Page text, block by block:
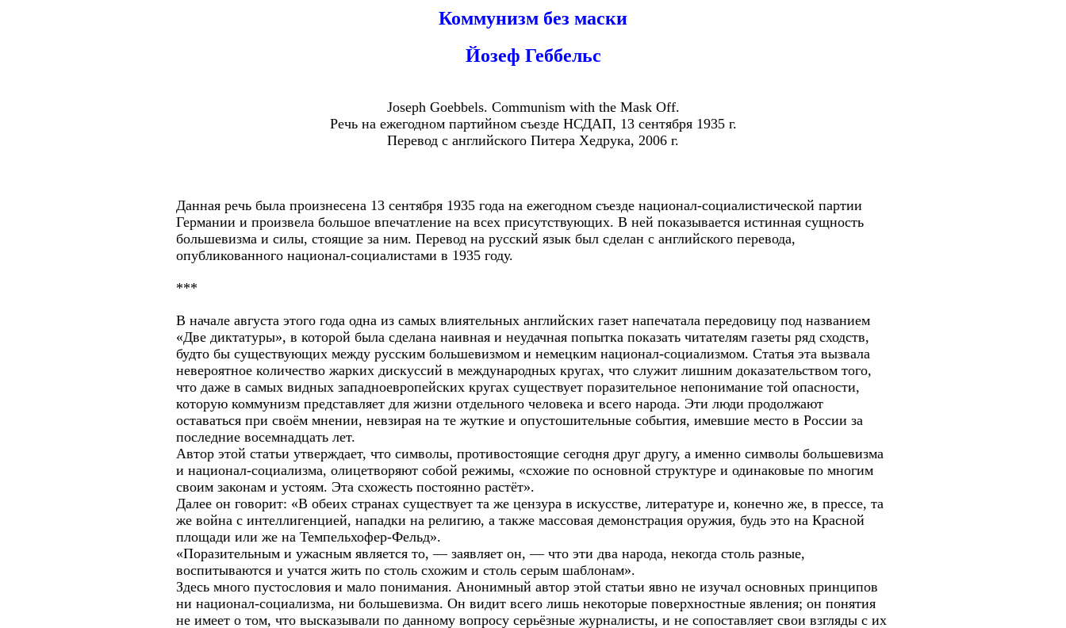
Коммунизм без маски
Йозеф Геббельс
Joseph Goebbels. Communism with the Mask Off.
Речь на ежегодном партийном съезде НСДАП, 13 сентября 1935 г.
Перевод с английского Питера Хедрука, 2006 г.
Данная речь была произнесена 13 сентября 1935 года на ежегодном съезде национал-социалистической партии
Германии и произвела большое впечатление на всех присутствующих. В ней показывается истинная сущность
большевизма и силы, стоящие за ним. Перевод на русский язык был сделан с английского перевода,
опубликованного национал-социалистами в 1935 году.
***
В начале августа этого года одна из самых влиятельных английских газет напечатала передовицу под названием
«Две диктатуры», в которой была сделана наивная и неудачная попытка показать читателям газеты ряд сходств,
будто бы существующих между русским большевизмом и немецким национал-социализмом. Статья эта вызвала
невероятное количество жарких дискуссий в международных кругах, что служит лишним доказательством того,
что даже в самых видных западноевропейских кругах существует поразительное непонимание той опасности,
которую коммунизм представляет для жизни отдельного человека и всего народа. Эти люди продолжают
оставаться при своём мнении, невзирая на те жуткие и опустошительные события, имевшие место в России за
последние восемнадцать лет.
Автор этой статьи утверждает, что символы, противостоящие сегодня друг другу, а именно символы большевизма
и национал-социализма, олицетворяют собой режимы, «схожие по основной структуре и одинаковые по многим
своим законам и устоям. Эта схожесть постоянно растёт».
Далее он говорит: «В обеих странах существует та же цензура в искусстве, литературе и, конечно же, в прессе, та
же война с интеллигенцией, нападки на религию, а также массовая демонстрация оружия, будь это на Красной
площади или же на Темпельхофер-Фельд».
«Поразительным и ужасным является то, — заявляет он, — что эти два народа, некогда столь разные,
воспитываются и учатся жить по столь схожим и столь серым шаблонам».
Здесь много пустословия и мало понимания. Анонимный автор этой статьи явно не изучал основных принципов
ни национал-социализма, ни большевизма. Он видит всего лишь некоторые поверхностные явления; он понятия
не имеет о том, что высказывали по данному вопросу серьёзные журналисты, и не сопоставляет свои взгляды с их